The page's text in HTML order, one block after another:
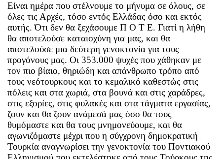
Είναι ημέρα που στέλνουμε το μήνυμα σε όλους, σε
όλες τις Αρχές, τόσο εντός Ελλάδας όσο και εκτός
αυτής. Ότι δεν θα ξεχάσουμε Π Ο Τ Ε. Γιατί η λήθη
θα αποτελούσε καταισχύνη για μας, και θα
αποτελούσε μια δεύτερη γενοκτονία για τους
προγόνους μας. Οι 353.000 ψυχές που χάθηκαν με
τον πιο βίαιο, θηριώδη και απάνθρωπο τρόπο από
τους νεότουρκους και το κεμαλικό καθεστώς στις
πόλεις και στα χωριά, στα βουνά και στις χαράδρες,
στις εξορίες, στις φυλακές και στα τάγματα εργασίας,
ζουν και θα ζουν ανάμεσά μας όσο θα τους
θυμόμαστε και θα τους μνημονεύουμε, και θα
αγωνιζόμαστε μέχρι που η σύγχρονη δημοκρατική
Τουρκία αναγνωρίσει την γενοκτονία του Ποντιακού